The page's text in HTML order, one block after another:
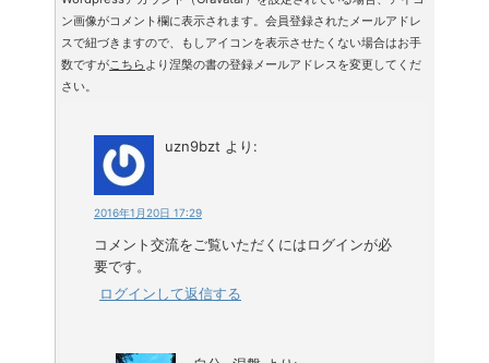
ン画像がコメント欄に表示されます。会員登録されたメールアドレ
スで紐づきますので、もしアイコンを表示させたくない場合はお手
数ですがこちらより涅槃の書の登録メールアドレスを変更してくだ
さい。
uzn9bzt より:
2016年1月20日 17:29
コメント交流をご覧いただくにはログインが必
要です。
ログインして返信する